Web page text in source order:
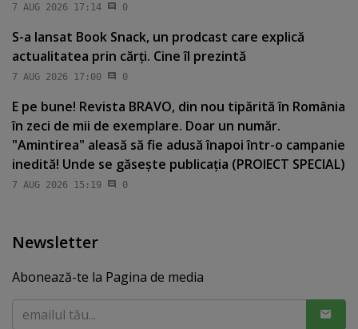
7 AUG 2026 17:14 0
S-a lansat Book Snack, un prodcast care explică
actualitatea prin cărţi. Cine îl prezintă
7 AUG 2026 17:00 0
E pe bune! Revista BRAVO, din nou tipărită în România
în zeci de mii de exemplare. Doar un număr.
"Amintirea" aleasă să fie adusă înapoi într-o campanie
inedită! Unde se găseşte publicaţia (PROIECT SPECIAL)
7 AUG 2026 15:19 0
Newsletter
Abonează-te la Pagina de media